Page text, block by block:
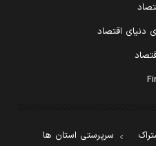
دنیای اقتصاد
سرپرستی استان ها